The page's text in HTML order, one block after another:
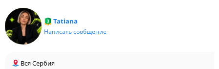
Tatiana
Написать сообщение
Вся Сербия